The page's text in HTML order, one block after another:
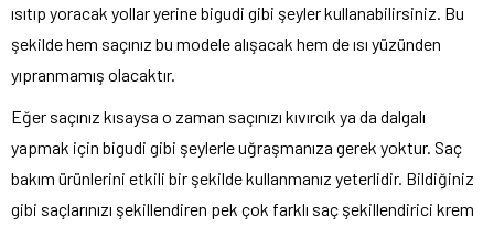
ısıtıp yoracak yollar yerine bigudi gibi şeyler kullanabilirsiniz. Bu
şekilde hem saçınız bu modele alışacak hem de ısı yüzünden
yıpranmamış olacaktır.
Eğer saçınız kısaysa o zaman saçınızı kıvırcık ya da dalgalı
yapmak için bigudi gibi şeylerle uğraşmanıza gerek yoktur. Saç
bakım ürünlerini etkili bir şekilde kullanmanız yeterlidir. Bildiğiniz
gibi saçlarınızı şekillendiren pek çok farklı saç şekillendirici krem